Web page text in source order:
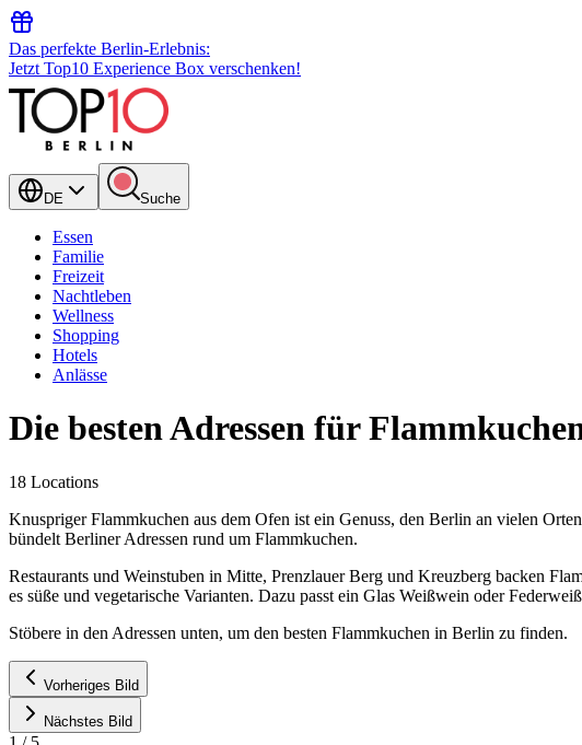
Das perfekte Berlin-Erlebnis:
Jetzt Top10 Experience Box verschenken!
DE Suche
Essen
Familie
Freizeit
Nachtleben
Wellness
Shopping
Hotels
Anlässe
Die besten Adressen für
18 Locations
Knuspriger Flammkuchen aus dem Ofen ist ein Genuss, den Berlin an vielen
bündelt Berliner Adressen rund um Flammkuchen.
Restaurants und Weinstuben in Mitte, Prenzlauer Berg und Kreuzberg backen
es süße und vegetarische Varianten. Dazu passt ein Glas Weißwein oder
Stöbere in den Adressen unten, um den besten Flammkuchen in Berlin zu finden.
Vorheriges Bild
Nächstes Bild